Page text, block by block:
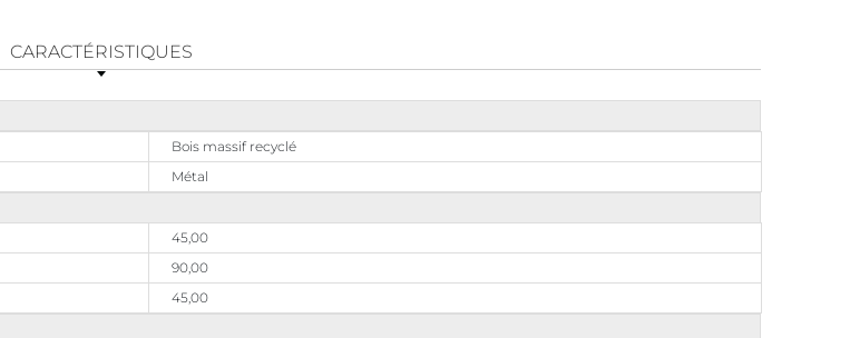
CARACTÉRISTIQUES
Bois massif recyclé
Métal
45,00
90,00
45,00